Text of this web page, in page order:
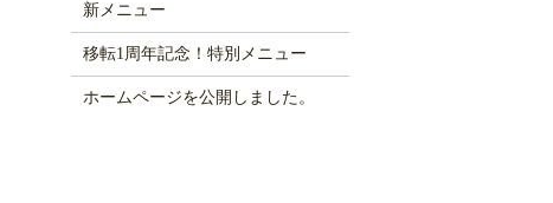
新メニュー
移転1周年記念！特別メニュー
ホームページを公開しました。